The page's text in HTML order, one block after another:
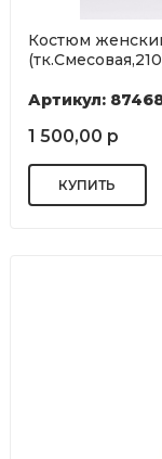
Костюм
Артикул:
1 500,00 р